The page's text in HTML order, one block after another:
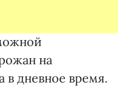
на
дневное время.